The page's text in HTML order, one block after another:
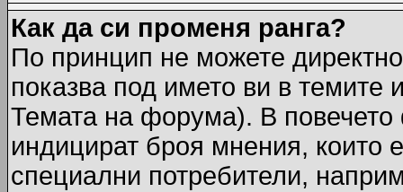
Как да си променя ранга?
По принцип не можете
показва под името ви в темите
Темата на форума). В повечето
индицират броя мнения, които
специални потребители,